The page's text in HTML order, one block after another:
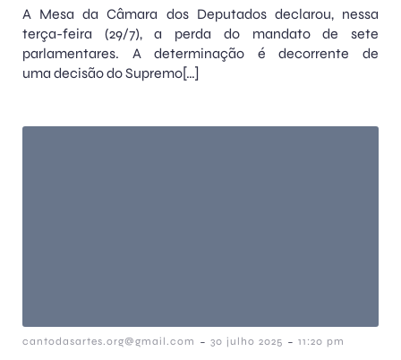
A Mesa da Câmara dos Deputados declarou, nessa
terça-feira (29/7), a perda do mandato de sete
parlamentares. A determinação é decorrente de
uma decisão do Supremo[…]
cantodasartes.org@gmail.com - 30 julho 2025 - 11:20 pm